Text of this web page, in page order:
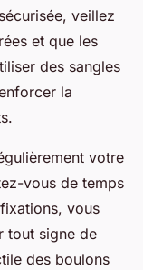
veillez
et que les
des sangles
la
votre
vous de temps
vous
tout signe de
des boulons